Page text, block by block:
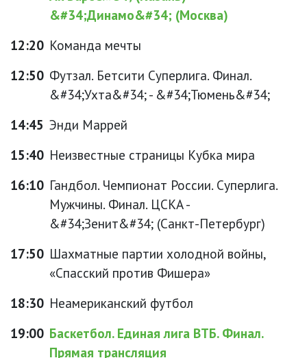
&#34;Динамо&#34; (Москва)
12:20 Команда мечты
12:50 Футзал. Бетсити Суперлига. Финал.
&#34;Ухта&#34; - &#34;Тюмень&#34;
14:45 Энди Маррей
15:40 Неизвестные страницы Кубка мира
16:10 Гандбол. Чемпионат России. Суперлига.
Мужчины. Финал. ЦСКА -
&#34;Зенит&#34; (Санкт-Петербург)
17:50 Шахматные партии холодной войны,
«Спасский против Фишера»
18:30 Неамериканский футбол
19:00 Баскетбол. Единая лига ВТБ. Финал.
Прямая трансляция